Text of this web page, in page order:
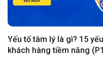
Yếu tố tâm lý là gì? 15
khách hàng tiềm năng